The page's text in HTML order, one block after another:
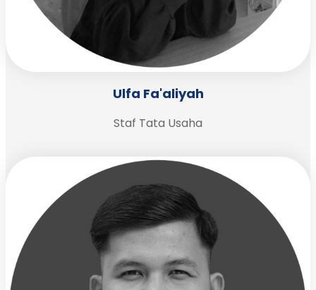
Ulfa Fa'aliyah
Staf Tata Usaha